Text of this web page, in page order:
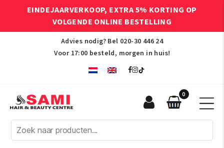
EINDEJAARVERKOOP, EXTRA 5% KORTING OP
VOLGENDE ONLINE BESTELLING
Advies nodig? Bel 020-30 446 24
Voor 17:00 besteld, morgen in huis!
Afro
Hair
0